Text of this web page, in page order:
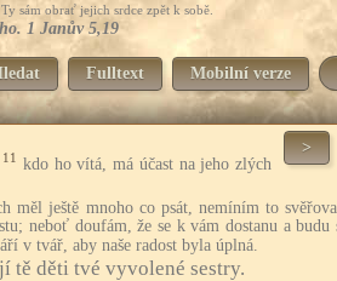
sám obrať jejich srdce zpět k sobě.
1 Janův 5,19
Fulltext Mobilní verze
>
11 kdo ho vítá, má účast na jeho zlých
měl ještě mnoho co psát, nemíním to
neboť doufám, že se k vám dostanu a budu
v tvář, aby naše radost byla úplná.
tě děti tvé vyvolené sestry.